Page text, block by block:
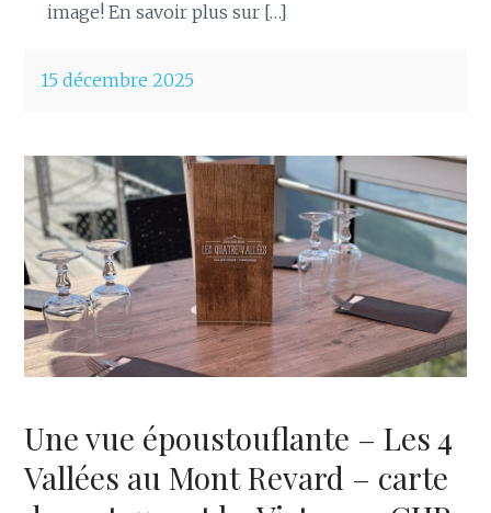
image! En savoir plus sur […]
15 décembre 2025
Une vue époustouflante – Les 4
Vallées au Mont Revard – carte